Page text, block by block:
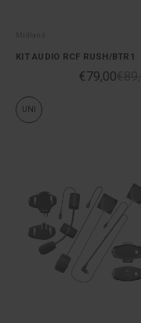
KIT AUDIO RCF RUSH/BTR1
€79,00
UNI